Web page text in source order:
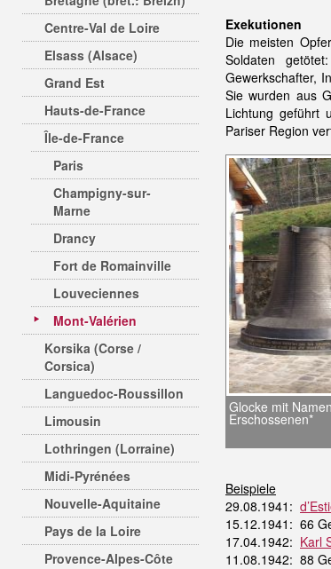
Centre-Val de Loire
Elsass (Alsace)
Grand Est
Hauts-de-France
Île-de-France
Paris
Champigny-sur-
Marne
Drancy
Fort de Romainville
Louveciennes
Mont-Valérien
Korsika (Corse /
Corsica)
Languedoc-Roussillon
Limousin
Lothringen (Lorraine)
Midi-Pyrénées
Nouvelle-Aquitaine
Pays de la Loire
Provence-Alpes-Côte
Exekutionen
Die meisten
Soldaten
Gewerkschafter,
Sie wurden aus
Lichtung geführt
Pariser Region
Glocke mit
Erschossenen*
Beispiele
29.08.1941:
15.12.1941: 66
17.04.1942: Karl
11.08.1942: 88